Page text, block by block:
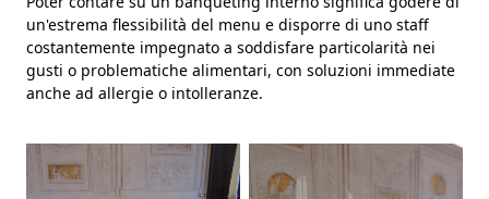
un'estrema flessibilità del menu e disporre di uno staff
costantemente impegnato a soddisfare particolarità nei
gusti o problematiche alimentari, con soluzioni immediate
anche ad allergie o intolleranze.